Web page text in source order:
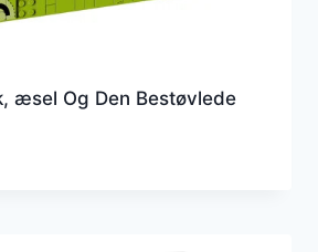
æsel Og Den Bestøvlede